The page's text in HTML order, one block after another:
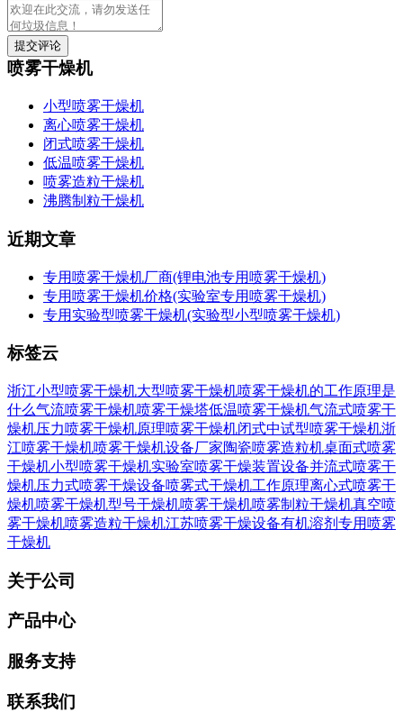
提交评论
喷雾干燥机
小型喷雾干燥机
离心喷雾干燥机
闭式喷雾干燥机
低温喷雾干燥机
喷雾造粒干燥机
沸腾制粒干燥机
近期文章
专用喷雾干燥机厂商(锂电池专用喷雾干燥机)
专用喷雾干燥机价格(实验室专用喷雾干燥机)
专用实验型喷雾干燥机(实验型小型喷雾干燥机)
标签云
浙江小型喷雾干燥机大型喷雾干燥机喷雾干燥机的工作原理是
什么气流喷雾干燥机喷雾干燥塔低温喷雾干燥机气流式喷雾干
燥机压力喷雾干燥机原理喷雾干燥机闭式中试型喷雾干燥机浙
江喷雾干燥机喷雾干燥机设备厂家陶瓷喷雾造粒机桌面式喷雾
干燥机小型喷雾干燥机实验室喷雾干燥装置设备并流式喷雾干
燥机压力式喷雾干燥设备喷雾式干燥机工作原理离心式喷雾干
燥机喷雾干燥机型号干燥机喷雾干燥机喷雾制粒干燥机真空喷
雾干燥机喷雾造粒干燥机江苏喷雾干燥设备有机溶剂专用喷雾
干燥机
关于公司
产品中心
服务支持
联系我们